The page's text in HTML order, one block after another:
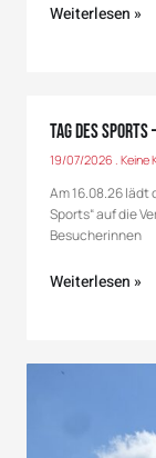
Weiterlesen »
Tag des Sports
19/07/2026 Keine
Am 16.08.26 lädt
Sports“ auf die
Besucherinnen
Weiterlesen »